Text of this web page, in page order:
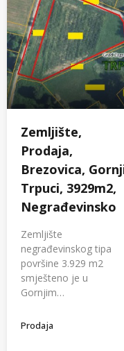
Zemljište,
Prodaja,
Brezovica,
Trpuci, 3929m2,
Negrađevinsko
Zemljište
negrađevinskog tipa
površine 3.929 m2
smješteno je u
Gornjim…
Prodaja